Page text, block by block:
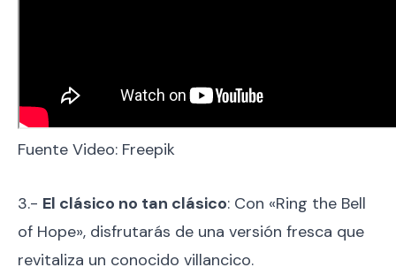
Fuente Video: Freepik
3.- El clásico no tan clásico: Con «Ring the Bell
of Hope», disfrutarás de una versión fresca que
revitaliza un conocido villancico.